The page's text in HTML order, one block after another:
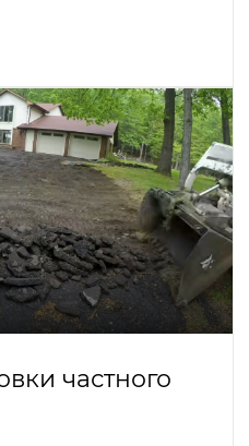
частного